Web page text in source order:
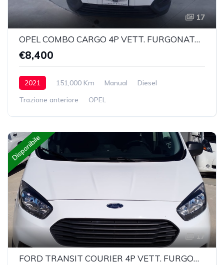
17
OPEL COMBO CARGO 4P VETT. FURGONATA 1.5 DIESEL 100CV EDITION L1 650 KG MT6
€8,400
2021 151,000 Km Manual
Diesel
Trazione anteriore
OPEL
Disponibile
17
FORD TRANSIT COURIER 4P VETT. FURGONATA 1.5 TDCI 75 CV TREND